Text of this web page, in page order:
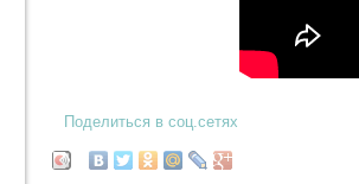
Поделиться в соц.сетях